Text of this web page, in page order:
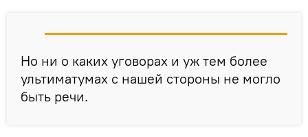
Но ни о каких уговорах и уж тем более
ультиматумах с нашей стороны не могло
быть речи.